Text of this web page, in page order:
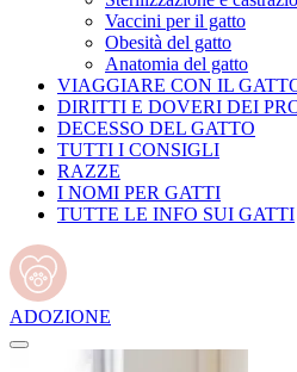
Vaccini per il gatto
Obesità del gatto
Anatomia del gatto
VIAGGIARE CON IL
DIRITTI E DOVERI DEI
DECESSO DEL GATTO
TUTTI I CONSIGLI
RAZZE
I NOMI PER GATTI
TUTTE LE INFO SUI GATTI
ADOZIONE